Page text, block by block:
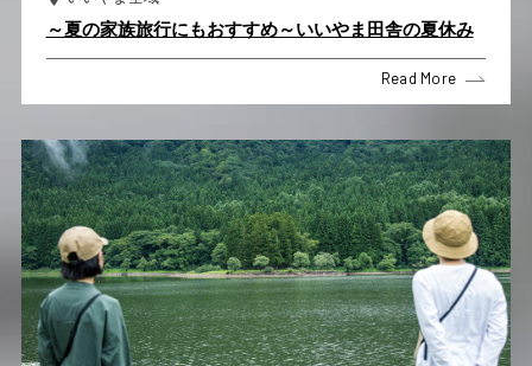
～夏の家族旅行にもおすすめ～いいやま田舎の夏休み
Read More